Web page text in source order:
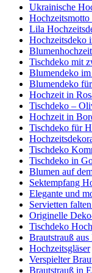
Ukrainische
Lila
Hochzeitsdeko
Tischdeko mit
Blumendeko im
Blumendeko
Hochzeit in
Tischdeko –
Hochzeit in
Tischdeko für
Tischdeko
Tischdeko in
Blumen auf
Sektempfang
Elegante und
Servietten
Originelle
Tischdeko
Brautstrauß
Hochzeitsgläser
Verspielter
Brautstrauß in